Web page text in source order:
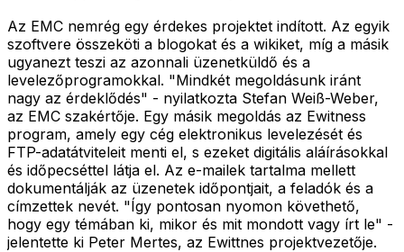
Az EMC nemrég egy érdekes projektet indított. Az egyik
szoftvere összeköti a blogokat és a wikiket, míg a másik
ugyanezt teszi az azonnali üzenetküldő és a
levelezőprogramokkal. "Mindkét megoldásunk iránt
nagy az érdeklődés" - nyilatkozta Stefan Weiß-Weber,
az EMC szakértője. Egy másik megoldás az Ewitness
program, amely egy cég elektronikus levelezését és
FTP-adatátviteleit menti el, s ezeket digitális aláírásokkal
és időpecséttel látja el. Az e-mailek tartalma mellett
dokumentálják az üzenetek időpontjait, a feladók és a
címzettek nevét. "Így pontosan nyomon követhető,
hogy egy témában ki, mikor és mit mondott vagy írt le" -
jelentette ki Peter Mertes, az Ewittnes projektvezetője.